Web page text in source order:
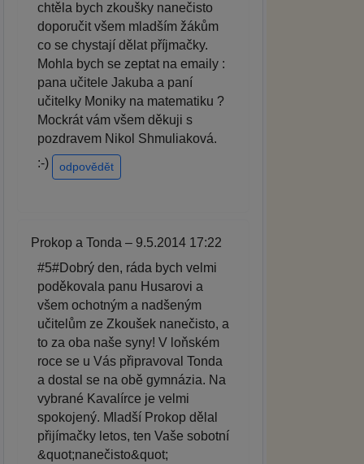
chtěla bych zkoušky nanečisto
doporučit všem mladším žákům
co se chystají dělat příjmačky.
Mohla bych se zeptat na emaily :
pana učitele Jakuba a paní
učitelky Moniky na matematiku ?
Mockrát vám všem děkuji s
pozdravem Nikol Shmuliaková.
:-)
odpovědět
Prokop a Tonda – 9.5.2014 17:22
#5#Dobrý den, ráda bych velmi
poděkovala panu Husarovi a
všem ochotným a nadšeným
učitelům ze Zkoušek nanečisto, a
to za oba naše syny! V loňském
roce se u Vás připravoval Tonda
a dostal se na obě gymnázia. Na
vybrané Kavalírce je velmi
spokojený. Mladší Prokop dělal
přijímačky letos, ten Vaše sobotní
&quot;nanečisto&quot;